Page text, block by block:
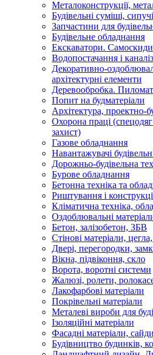
Металоконструкції,
Будівельні суміші,
Запчастини для
Будівельне обладнання
Екскаватори. Самоскиди
Водопостачання і
Декоративно-
архітектурні елементи
Деревообробка.
Попит на будматеріали
Архітектура, проектно-
Охорона праці
захист)
Газове обладнання
Навантажувачі
Дорожньо-будівельна
Бурове обладнання
Бетонна техніка та
Риштування і
Кліматична техніка,
Оздоблювальні
Бетон, залізобетон, ЗБВ
Стінові матеріали,
Двері, перегородки,
Вікна, підвіконня, скло
Ворота, воротні системи
Жалюзі, ролети,
Лакофарбові матеріали
Покрівельні матеріали
Металеві вироби для
Ізоляційні матеріали
Фасадні матеріали,
Будівництво будинків,